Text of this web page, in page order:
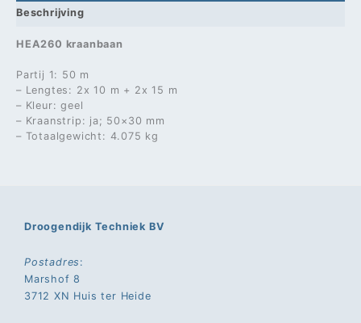
Beschrijving
HEA260 kraanbaan
Partij 1: 50 m
– Lengtes: 2x 10 m + 2x 15 m
– Kleur: geel
– Kraanstrip: ja; 50×30 mm
– Totaalgewicht: 4.075 kg
Droogendijk Techniek BV
Postadres :
Marshof 8
3712 XN Huis ter Heide